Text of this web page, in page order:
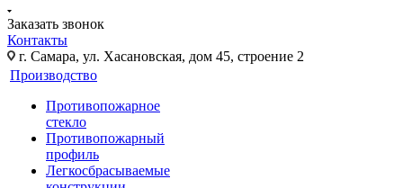
Заказать звонок
Контакты
г. Самара, ул. Хасановская, дом 45, строение 2
Производство
Противопожарное
стекло
Противопожарный
профиль
Легкосбрасываемые